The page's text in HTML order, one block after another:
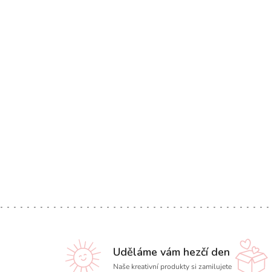
Uděláme vám hezčí den
Naše kreativní produkty si zamilujete